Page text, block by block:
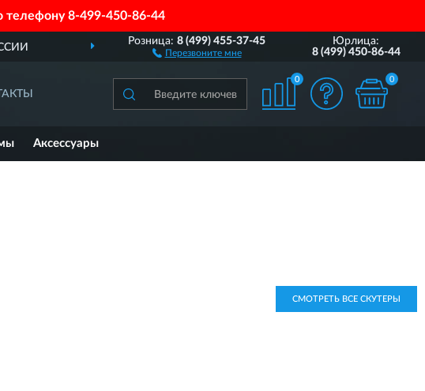
телефону8-499-450-86-44
ДОСТАВИМ ПО ВСЕЙ РОССИИ
Розница:8 (499) 455-37-45
Перезвоните мне
Юрлица:
8 (499) 450-86-44
0 0
Аксессуары
СМОТРЕТЬ ВСЕ СКУТЕРЫ